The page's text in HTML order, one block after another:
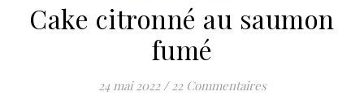
Cake citronné au saumon
fumé
24 mai 2022 / 22 Commentaires